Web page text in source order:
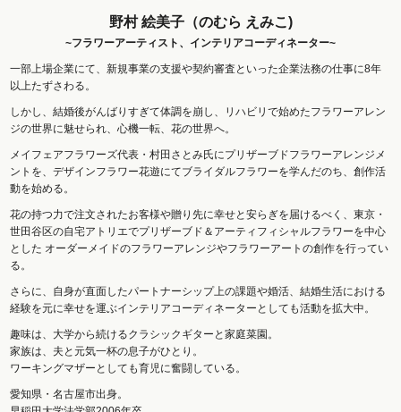
野村 絵美子（のむら えみこ)
~フラワーアーティスト、インテリアコーディネーター~
一部上場企業にて、新規事業の支援や契約審査といった企業法務の仕事に8年
以上たずさわる。
しかし、結婚後がんばりすぎて体調を崩し、リハビリで始めたフラワーアレン
ジの世界に魅せられ、心機一転、花の世界へ。
メイフェアフラワーズ代表・村田さとみ氏にプリザーブドフラワーアレンジメ
ントを、デザインフラワー花遊にてブライダルフラワーを学んだのち、創作活
動を始める。
花の持つ力で注文されたお客様や贈り先に幸せと安らぎを届けるべく、東京・
世田谷区の自宅アトリエでプリザーブド＆アーティフィシャルフラワーを中心
とした オーダーメイドのフラワーアレンジやフラワーアートの創作を行ってい
る。
さらに、自身が直面したパートナーシップ上の課題や婚活、結婚生活における
経験を元に幸せを運ぶインテリアコーディネーターとしても活動を拡大中。
趣味は、大学から続けるクラシックギターと家庭菜園。
家族は、夫と元気一杯の息子がひとり。
ワーキングマザーとしても育児に奮闘している。
愛知県・名古屋市出身。